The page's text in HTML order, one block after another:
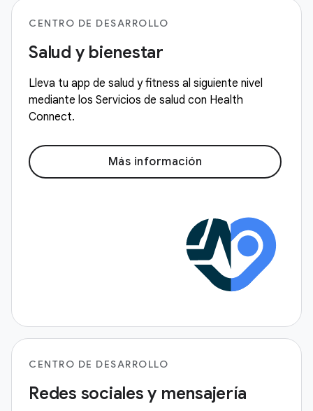
CENTRO DE DESARROLLO
Salud y bienestar
Lleva tu app de salud y fitness al siguiente nivel
mediante los Servicios de salud con Health
Connect.
Más información
CENTRO DE DESARROLLO
Redes sociales y mensajería